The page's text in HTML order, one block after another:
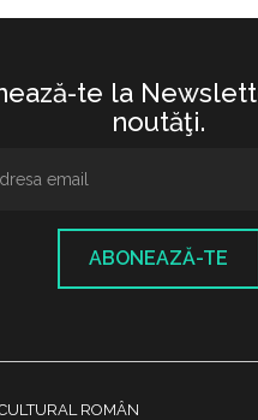
te la
noutăţi.
ABONEAZĂ-TE
ROMÂN